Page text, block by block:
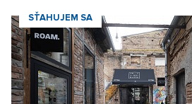
SŤAHUJEM SA